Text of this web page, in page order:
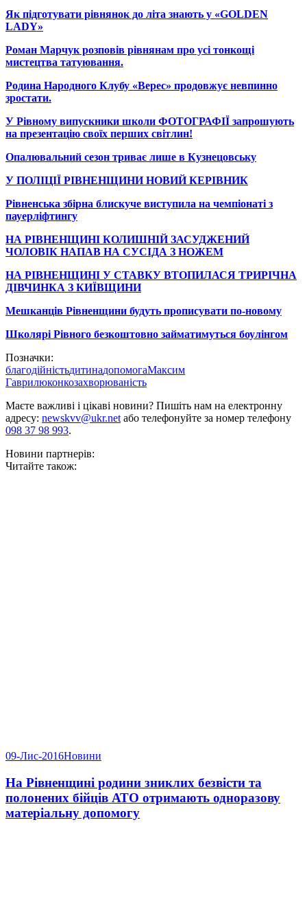
Як підготувати рівнянок до літа знають у «GOLDEN
LADY»
Роман Марчук розповів рівнянам про усі тонкощі
мистецтва татуювання.
Родина Народного Клубу «Верес» продовжує невпинно
зростати.
У Рівному випускники школи ФОТОГРАФІЇ запрошують
на презентацію своїх перших світлин!
Опалювальний сезон триває лише в Кузнецовську
У ПОЛІЦІЇ РІВНЕНЩИНИ НОВИЙ КЕРІВНИК
Рівненська збірна блискуче виступила на чемпіонаті з
пауерліфтингу
НА РІВНЕНЩИНІ КОЛИШНІЙ ЗАСУДЖЕНИЙ
ЧОЛОВІК НАПАВ НА СУСІДА З НОЖЕМ
НА РІВНЕНЩИНІ У СТАВКУ ВТОПИЛАСЯ ТРИРІЧНА
ДІВЧИНКА З КИЇВЩИНИ
Мешканців Рівненщини будуть прописувати по-новому
Школярі Рівного безкоштовно займатимуться боулінгом
Позначки:
благодійністьдитинадопомогаМаксим
Гаврилюконкозахворюваність
Маєте важливі і цікаві новини? Пишіть нам на електронну
адресу: newskvv@ukr.netабо телефонуйте за номер телефону
098 37 98 993.
Новини партнерів:
Читайте також:
09-Лис-2016Новини
На Рівненщині родини зниклих безвісти та
полонених бійців АТО отримають одноразову
матеріальну допомогу